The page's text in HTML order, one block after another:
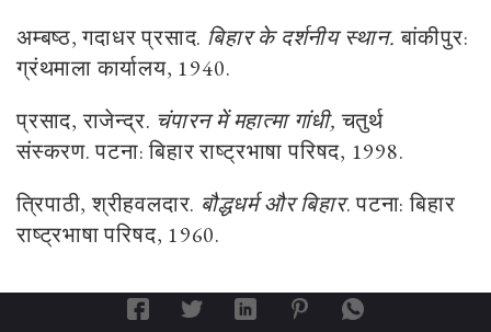
अम्बष्ठ, गदाधर प्रसाद. बिहार के दर्शनीय स्थान. बांकीपुर:
ग्रंथमाला कार्यालय, 1940.
प्रसाद,राजेन्द्र. चंपारन में महात्मा गांधी, चतुर्थ
संस्करण.पटना: बिहार राष्ट्रभाषा परिषद, 1998.
त्रिपाठी,श्रीहवलदार. बौद्धधर्म और बिहार.पटना: बिहार
राष्ट्रभाषा परिषद, 1960.